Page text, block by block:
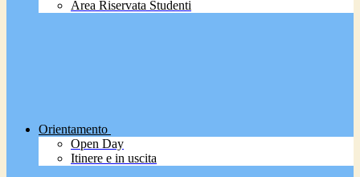
Area Riservata Studenti
Orientamento
Open Day
Itinere e in uscita